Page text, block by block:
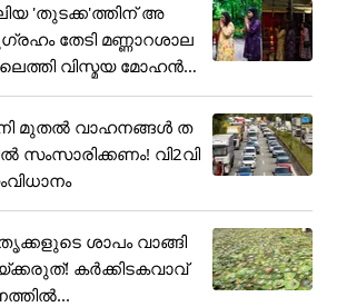
'തുടക്ക'ത്തിന് അ
തേടി മണ്ണാറശാല
വിസ്മയ മോഹൻ
മുതൽ വാഹനങ്ങൾ ത
സംസാരിക്കണം! വി2വി
ശാപം വാങ്ങി
കർക്കിടകവാവ്